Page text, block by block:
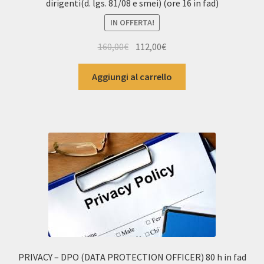
dirigenti(d. lgs. 81/08 e smei) (ore 16 in fad)
IN OFFERTA!
160,00€
prezzo
originale
era:
112,00€Il
prezzo
attuale
è:
Aggiungi al carrello
PRIVACY – DPO (DATA PROTECTION OFFICER) 80 h in fad